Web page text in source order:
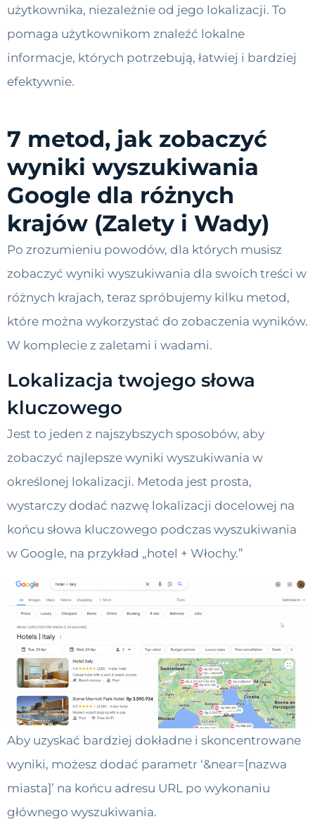
użytkownika, niezależnie od jego lokalizacji. To
pomaga użytkownikom znaleźć lokalne
informacje, których potrzebują, łatwiej i bardziej
efektywnie.
7 metod, jak zobaczyć
wyniki wyszukiwania
Google dla różnych
krajów (Zalety i Wady)
Po zrozumieniu powodów, dla których musisz
zobaczyć wyniki wyszukiwania dla swoich treści w
różnych krajach, teraz spróbujemy kilku metod,
które można wykorzystać do zobaczenia wyników.
W komplecie z zaletami i wadami.
Lokalizacja twojego słowa
kluczowego
Jest to jeden z najszybszych sposobów, aby
zobaczyć najlepsze wyniki wyszukiwania w
określonej lokalizacji. Metoda jest prosta,
wystarczy dodać nazwę lokalizacji docelowej na
końcu słowa kluczowego podczas wyszukiwania
w Google, na przykład „hotel + Włochy.”
Aby uzyskać bardziej dokładne i skoncentrowane
wyniki, możesz dodać parametr ‘&near=[nazwa
miasta]’ na końcu adresu URL po wykonaniu
głównego wyszukiwania.